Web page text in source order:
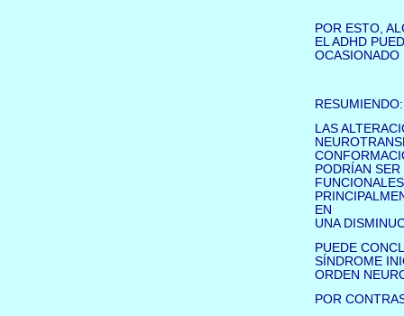
POR ESTO,
EL ADHD
OCASIONADO
RESUMIENDO:
LAS
PODRÍAN
EN
UNA
PUEDE
SÍNDROME
ORDEN
POR